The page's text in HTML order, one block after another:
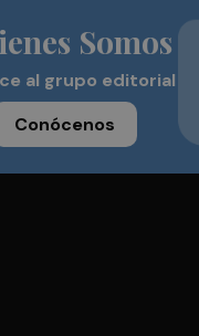
Somos
al grupo editorial
Conócenos